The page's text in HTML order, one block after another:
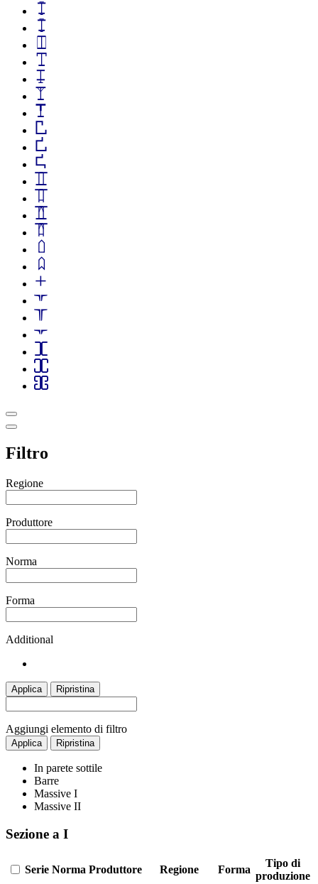
Filtro
Regione
Produttore
Norma
Forma
Additional
Applica Ripristina
Aggiungi elemento di filtro
Applica Ripristina
In parete sottile
Barre
Massive I
Massive II
Sezione a I
Serie Norma Produttore Regione Forma
Tipo di
produzione